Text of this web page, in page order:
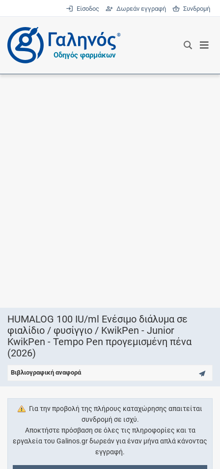
Είσοδος Δωρεάν εγγραφή Συνδρομή
®
Οδηγός φαρμάκων
HUMALOG 100 IU/ml Eνέσιμο διάλυμα σε
φιαλίδιο / φυσίγγιο / KwikPen - Junior
KwikPen - Tempo Pen προγεμισμένη πένα
(2026)
Βιβλιογραφική αναφορά
Για την προβολή της πλήρους καταχώρησης απαιτείται
συνδρομή σε ισχύ.
Αποκτήστε πρόσβαση σε όλες τις πληροφορίες και τα
εργαλεία του Galinos.gr δωρεάν για έναν μήνα απλά κάνοντας
εγγραφή.